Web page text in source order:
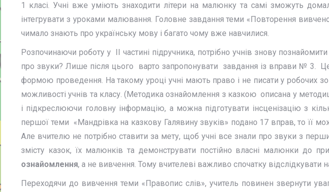
1 класі. Учні вже уміють знаходити літери на малюнку та самі зможуть
інтегрувати з уроками малювання. Головне завдання теми «Повторення
чимало знають про українську мову і багато чому вже навчилися.
Розпочинаючи роботу у ІІ частині підручника, потрібно учнів знову
про звуки? Лише після цього варто запропонувати завдання із вправи № 3.
формою проведення. На такому уроці учні мають право і не писати у робочих
можливості учнів та класу. (Методика ознайомлення з казкою описана у
і підкреслюючи головну інформацію, а можна підготувати інсценізацію з
першої теми «Мандрівка на казкову Галявину звуків» подано 17 вправ, то її
Але вчителю не потрібно ставити за мету, щоб учні все знали про звуки з
змісту казок, їх малюнків та демонструвати постійно власні малюнки до
ознайомлення, а не вивчення. Тому вчителеві важливо спочатку відслідкувати
Переходячи до вивчення теми «Правопис слів», учитель повинен звернути